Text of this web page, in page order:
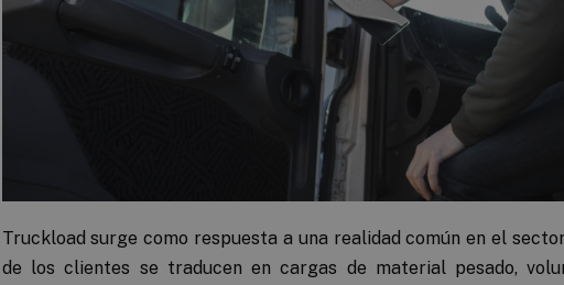
Truckload surge como respuesta a una realidad común en el
de los clientes se traducen en cargas de material pesado,